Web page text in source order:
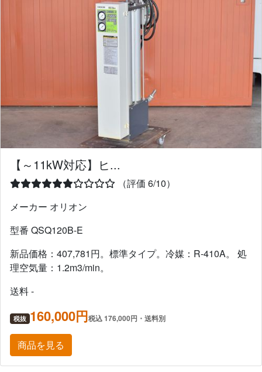
【～11kW対応】ヒ...
（評価 6/10）
メーカー オリオン
型番 QSQ120B-E
新品価格：407,781円。標準タイプ。冷媒：R-410A。 処
理空気量：1.2m3/min。
送料 -
税抜 160,000円税込 176,000円・送料別
商品を見る